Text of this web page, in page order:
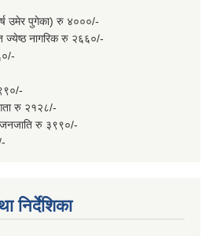
उमेर पुगेका) रु ४०००/-
ज्येष्ठ नागरिक रु २६६०/-
रु २१२८/-
जनजाति रु ३९९०/-
निर्देशिका